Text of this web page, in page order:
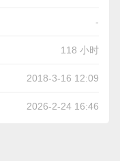
-
118 小时
2018-3-16 12:09
2026-2-24 16:46